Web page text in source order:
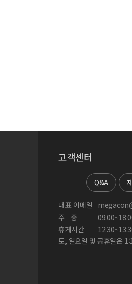
고객센터
Q&A
대표 이메일
주
중
휴게시간
토, 일요일 및 공휴일은